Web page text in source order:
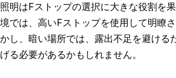
照明はFストップの選択に大きな役割を
境では、高いFストップを使用して明瞭
かし、暗い場所では、露出不足を避ける
げる必要があるかもしれません。